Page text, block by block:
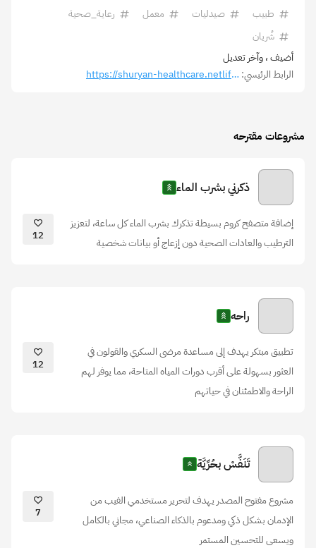
طبيب
صيدليات معمل
رعاية_صحية
شُريان
أضيف، وآخر تعديل
الرابط الرئيسي: https://shuryan-healthcare.netlify.app/
مشروعات مقترحه
ذكرني بشرب الماء
إضافة متصفح كروم بسيطة تذكرك بشرب الماء كل ساعة، لتعزيز
الترطيب والعادات الصحية دون إزعاج أو بيانات شخصية
12
راحه
تطبيق مبتكر يهدف إلى مساعدة مرضى السكري والقولون في
العثور بسهولة على أقرب دورات المياه المتاحة، مما يوفر لهم
الراحة والاطمئنان في حياتهم
12
تَنَفَّسْ بحُرِّيَّة
مشروع مفتوح المصدر يهدف لتحرير مستخدمي الفيب من
الإدمان بشكل ذكي ومدعوم بالذكاء الصناعي، مجاني بالكامل
ويسعى للتحسين المستمر
7